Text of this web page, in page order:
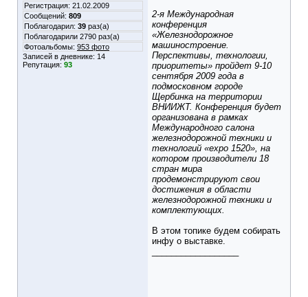
Регистрация: 21.02.2009
Сообщений: 809
Поблагодарил: 39 раз(а)
Поблагодарили 2790 раз(а)
Фотоальбомы: 953 фото
Записей в дневнике: 14
Репутация: 93
2-я Международная
конференция
«Железнодорожное
машиностроение.
Перспективы, технологии,
приоритеты» пройдет 9-10
сентября 2009 года в
подмосковном городе
Щербинка на территории
ВНИИЖТ. Конференция будет
организована в рамках
Международного салона
железнодорожной техники и
технологий «expo 1520», на
котором производители 18
стран мира
продемонстрируют свои
достижения в области
железнодорожной техники и
комплектующих.
В этом топике будем собирать
инфу о выставке.